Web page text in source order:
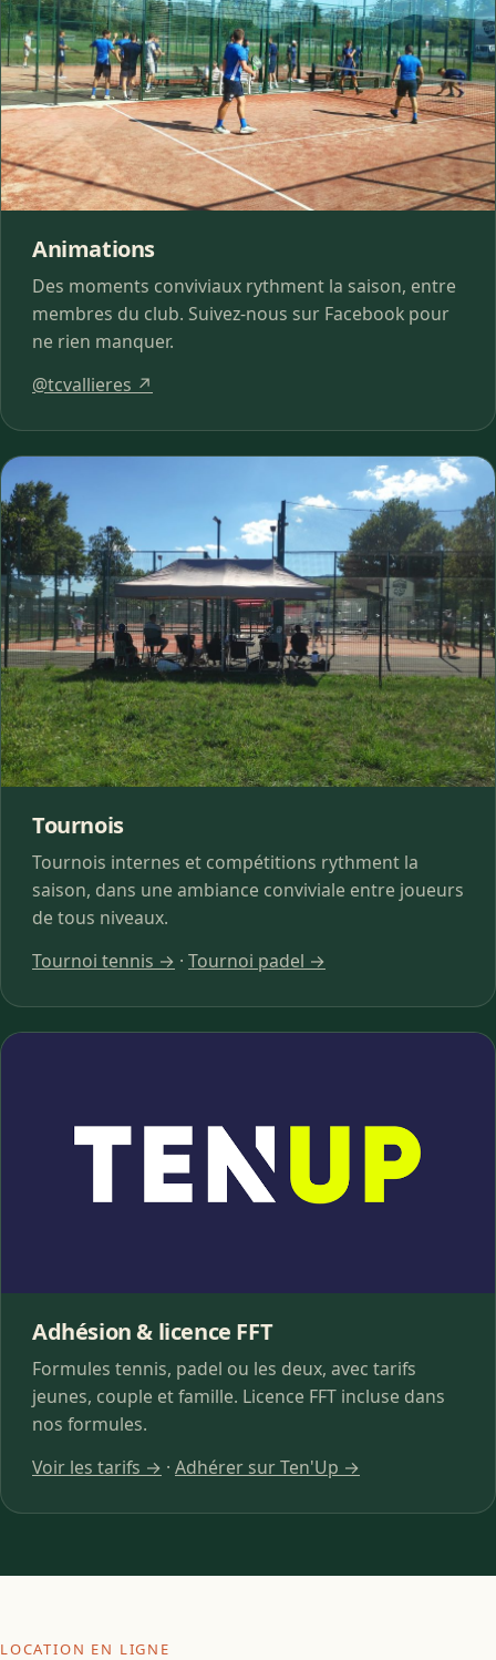
Animations
Des moments conviviaux rythment la saison, entre
membres du club. Suivez-nous sur Facebook pour
ne rien manquer.
@tcvallieres ↗
Tournois
Tournois internes et compétitions rythment la
saison, dans une ambiance conviviale entre joueurs
de tous niveaux.
Tournoi tennis → · Tournoi padel →
Adhésion & licence FFT
Formules tennis, padel ou les deux, avec tarifs
jeunes, couple et famille. Licence FFT incluse dans
nos formules.
Voir les tarifs → · Adhérer sur Ten'Up →
LOCATION EN LIGNE